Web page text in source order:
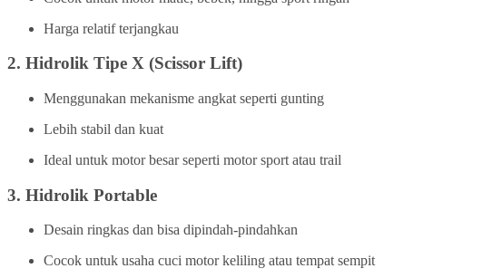
Harga relatif terjangkau
2. Hidrolik Tipe X (Scissor Lift)
Menggunakan mekanisme angkat seperti gunting
Lebih stabil dan kuat
Ideal untuk motor besar seperti motor sport atau trail
3. Hidrolik Portable
Desain ringkas dan bisa dipindah-pindahkan
Cocok untuk usaha cuci motor keliling atau tempat sempit